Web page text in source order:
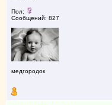
Пол:
Сообщений: 827
медгородок